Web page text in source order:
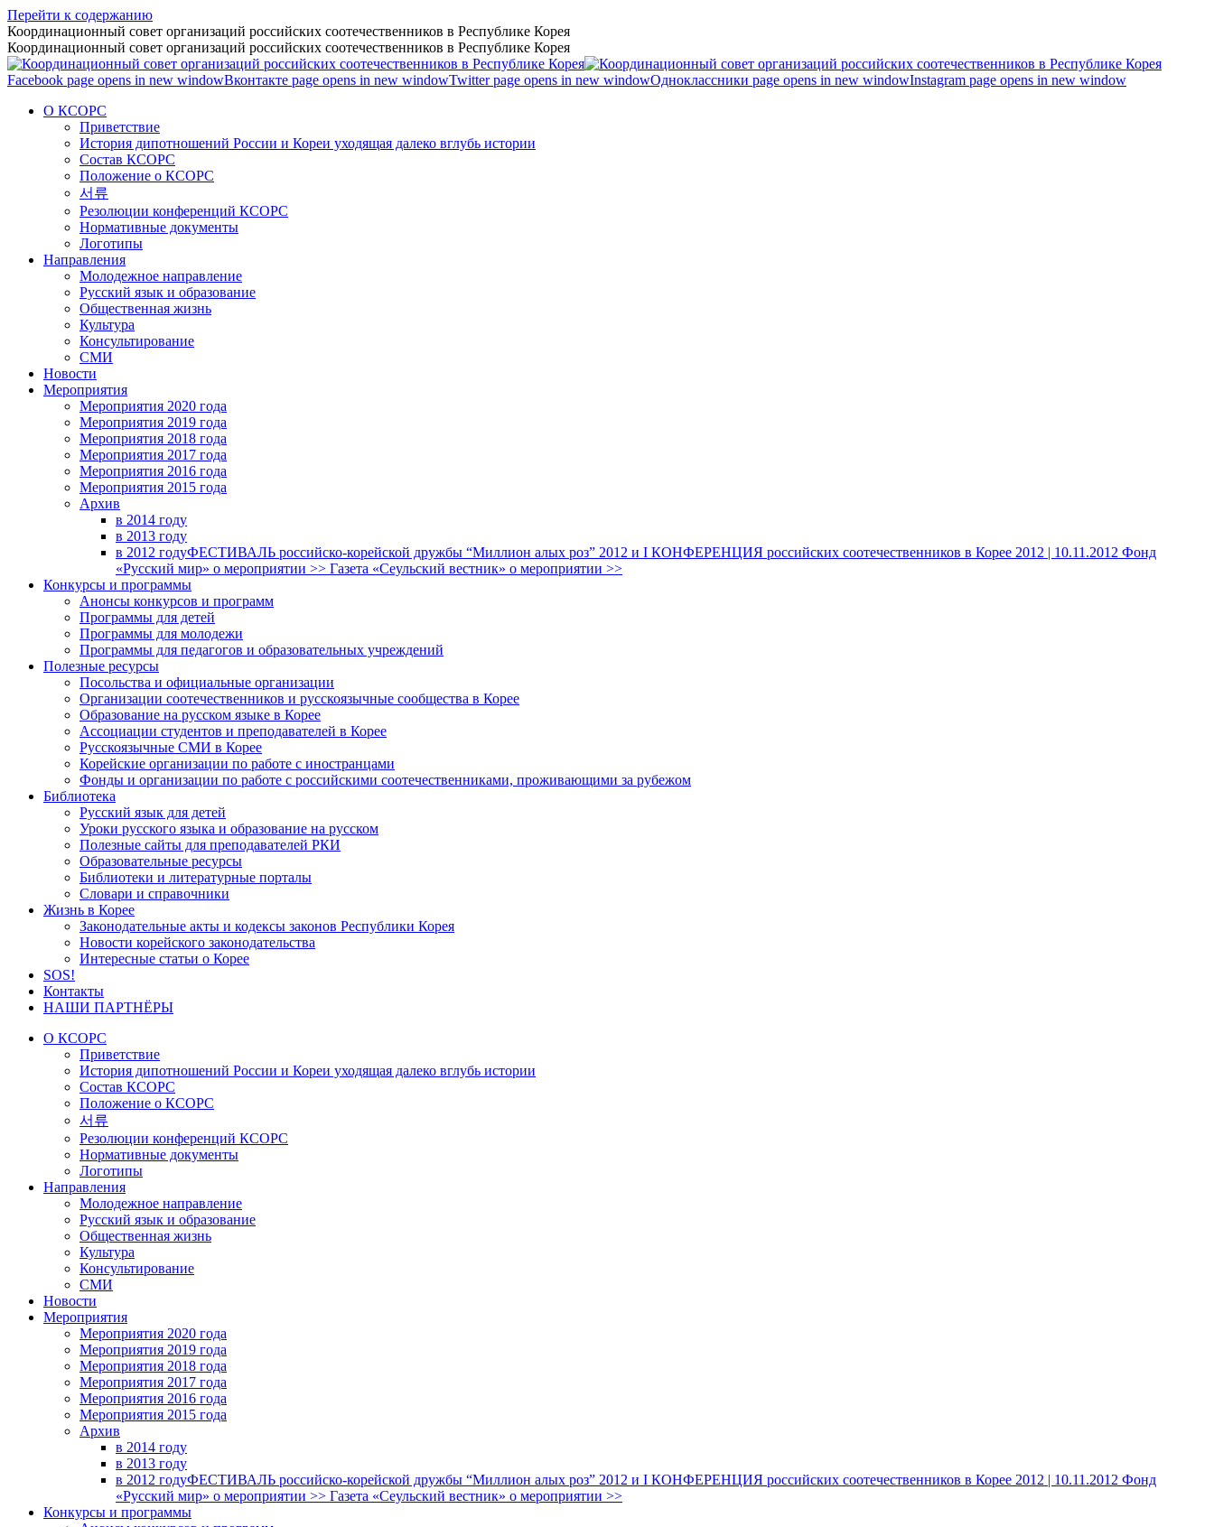
Перейти к содержанию
Координационный совет организаций российских соотечественников в Республике Корея
Координационный совет организаций российских соотечественников в Республике Корея
Facebook page opens in new windowВконтакте page opens in new windowTwitter page opens in new windowОдноклассники page opens in new windowInstagram page opens in new window
О КСОРС
Приветствие
История дипотношений России и Кореи уходящая далеко вглубь истории
Состав КСОРС
Положение о КСОРС
서류
Резолюции конференций КСОРС
Нормативные документы
Логотипы
Направления
Молодежное направление
Русский язык и образование
Общественная жизнь
Культура
Консультирование
СМИ
Новости
Мероприятия
Мероприятия 2020 года
Мероприятия 2019 года
Мероприятия 2018 годa
Мероприятия 2017 года
Мероприятия 2016 года
Мероприятия 2015 года
Архив
в 2014 году
в 2013 году
в 2012 годуФЕСТИВАЛЬ российско-корейской дружбы “Миллион алых роз” 2012 и I КОНФЕРЕНЦИЯ российских соотечественников в Корее 2012 | 10.11.2012 Фонд
«Русский мир» о мероприятии >> Газета «Сеульский вестник» о мероприятии >>
Конкурсы и программы
Анонсы конкурсов и программ
Программы для детей
Программы для молодежи
Программы для педагогов и образовательных учреждений
Полезные ресурсы
Посольства и официальные организации
Организации соотечественников и русскоязычные сообщества в Корее
Образование на русском языке в Корее
Ассоциации студентов и преподавателей в Корее
Русскоязычные СМИ в Корее
Корейские организации по работе с иностранцами
Фонды и организации по работе с российскими соотечественниками, проживающими за рубежом
Библиотека
Русский язык для детей
Уроки русского языка и образование на русском
Полезные сайты для преподавателей РКИ
Образовательные ресурсы
Библиотеки и литературные порталы
Словари и справочники
Жизнь в Корее
Законодательные акты и кодексы законов Республики Корея
Новости корейского законодательства
Интересные статьи о Корее
SOS!
Контакты
НАШИ ПАРТНЁРЫ
О КСОРС
Приветствие
История дипотношений России и Кореи уходящая далеко вглубь истории
Состав КСОРС
Положение о КСОРС
서류
Резолюции конференций КСОРС
Нормативные документы
Логотипы
Направления
Молодежное направление
Русский язык и образование
Общественная жизнь
Культура
Консультирование
СМИ
Новости
Мероприятия
Мероприятия 2020 года
Мероприятия 2019 года
Мероприятия 2018 годa
Мероприятия 2017 года
Мероприятия 2016 года
Мероприятия 2015 года
Архив
в 2014 году
в 2013 году
в 2012 годуФЕСТИВАЛЬ российско-корейской дружбы “Миллион алых роз” 2012 и I КОНФЕРЕНЦИЯ российских соотечественников в Корее 2012 | 10.11.2012 Фонд
«Русский мир» о мероприятии >> Газета «Сеульский вестник» о мероприятии >>
Конкурсы и программы